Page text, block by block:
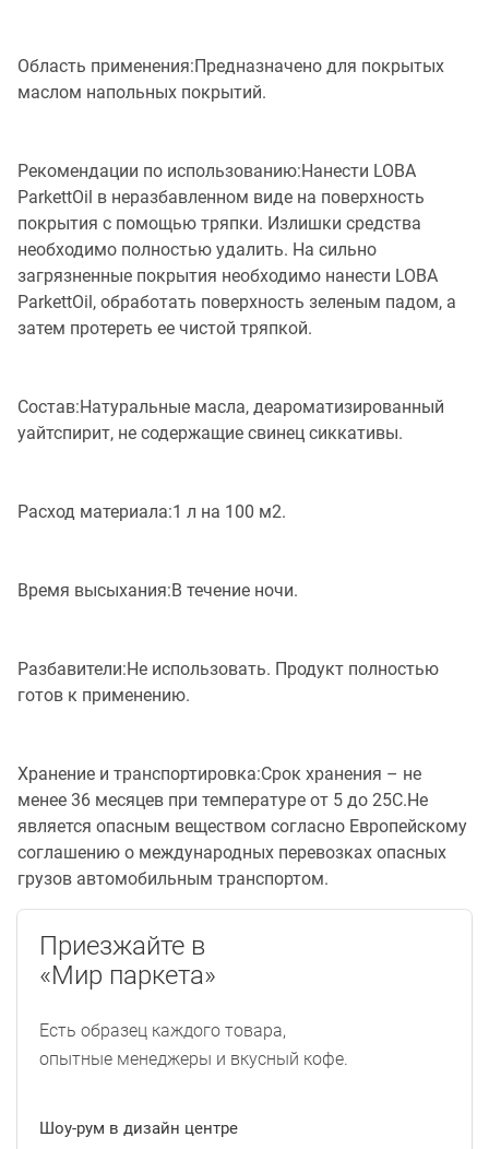
Область применения:Предназначено для покрытых
маслом напольных покрытий.
Рекомендации по использованию:Нанести LOBA
ParkettOil в неразбавленном виде на поверхность
покрытия с помощью тряпки. Излишки средства
необходимо полностью удалить. На сильно
загрязненные покрытия необходимо нанести LOBA
ParkettOil, обработать поверхность зеленым падом, а
затем протереть ее чистой тряпкой.
Состав:Натуральные масла, деароматизированный
уайтспирит, не содержащие свинец сиккативы.
Расход материала:1 л на 100 м2.
Время высыхания:В течение ночи.
Разбавители:Не использовать. Продукт полностью
готов к применению.
Хранение и транспортировка:Срок хранения – не
менее 36 месяцев при температуре от 5 до 25C.Не
является опасным веществом согласно Европейскому
соглашению о международных перевозках опасных
грузов автомобильным транспортом.
Приезжайте в
«Мир паркета»
Есть образец каждого товара,
опытные менеджеры и вкусный кофе.
Шоу-рум в дизайн центре